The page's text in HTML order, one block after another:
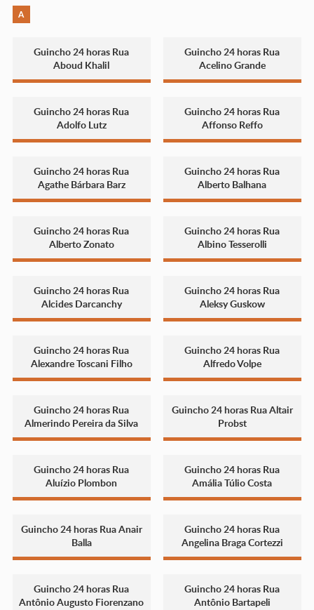
A
Guincho 24 horas Rua
Aboud Khalil
Guincho 24 horas Rua
Acelino Grande
Guincho 24 horas Rua
Adolfo Lutz
Guincho 24 horas Rua
Affonso Reffo
Guincho 24 horas Rua
Agathe Bárbara Barz
Guincho 24 horas Rua
Alberto Balhana
Guincho 24 horas Rua
Alberto Zonato
Guincho 24 horas Rua
Albino Tesserolli
Guincho 24 horas Rua
Alcides Darcanchy
Guincho 24 horas Rua
Aleksy Guskow
Guincho 24 horas Rua
Alexandre Toscani Filho
Guincho 24 horas Rua
Alfredo Volpe
Guincho 24 horas Rua
Almerindo Pereira da Silva
Guincho 24 horas Rua Altair
Probst
Guincho 24 horas Rua
Aluízio Plombon
Guincho 24 horas Rua
Amália Túlio Costa
Guincho 24 horas Rua Anair
Balla
Guincho 24 horas Rua
Angelina Braga Cortezzi
Guincho 24 horas Rua
Antônio Augusto Fiorenzano
Guincho 24 horas Rua
Antônio Bartapeli